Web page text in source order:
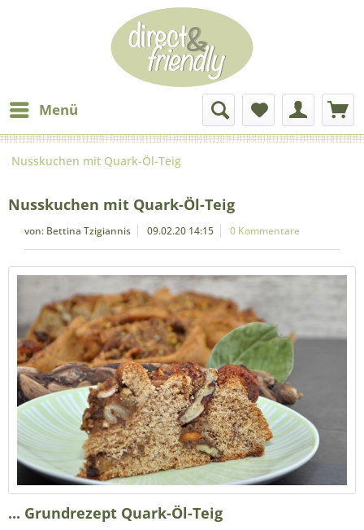
Menü
Nusskuchen mit Quark-Öl-Teig
Nusskuchen mit Quark-Öl-Teig
von: Bettina Tzigiannis 09.02.20 14:15 0 Kommentare
... Grundrezept Quark-Öl-Teig